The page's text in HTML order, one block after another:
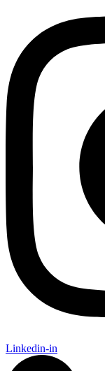
Linkedin-in